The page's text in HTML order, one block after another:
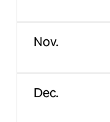
Nov.
Dec.